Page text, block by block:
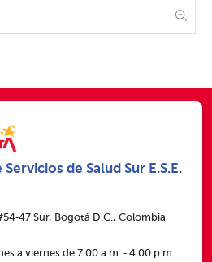
de Salud Sur E.S.E.
Sur, Bogotá D.C., Colombia
a viernes de 7:00 a.m. ‑ 4:00 p.m.